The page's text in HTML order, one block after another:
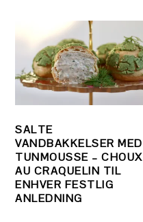
SALTE
VANDBAKKELSER MED
TUNMOUSSE – CHOUX
AU CRAQUELIN TIL
ENHVER FESTLIG
ANLEDNING